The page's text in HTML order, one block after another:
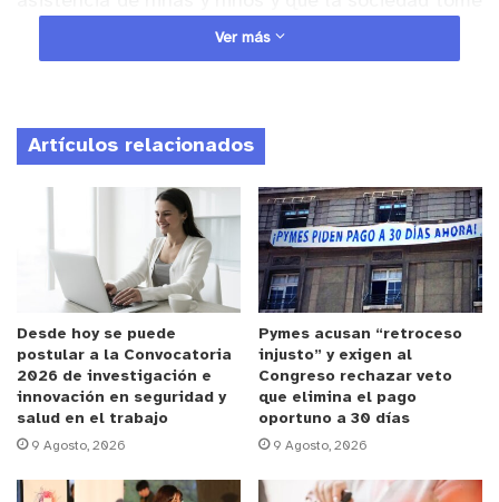
de los beneficios que otorga la
educaciónparvularia.
La iniciativa estaba asociada a un concurso que
abarcó todo el territorio nacional ymás de 8.700
que asisten a educaciónparvularia
fueron inscritos por sus familiaspara tener la
oportunidad de ganar un viajeal Centro Espacial
Kennedy ubicado en Estados Unidosenlas
vacaciones de verano
del año2024.
Esta campañanació alobservar las cifras
ausentismoescolar en Chile.Elaño 2022, un 61%
de las niñas y niños de prekínder y kínder faltaron
6 semanas o más a clases durante el año, cifra
Ver más
Artículos relacionados
Desde hoy se puede
postular a la Convocatoria
2026 de investigación e
innovación en seguridad y
salud en el trabajo
9 Agosto, 2026
Pymes acusan “retroceso
injusto” y exigen al
Congreso rechazar veto
que elimina el pago
oportuno a 30 días
9 Agosto, 2026